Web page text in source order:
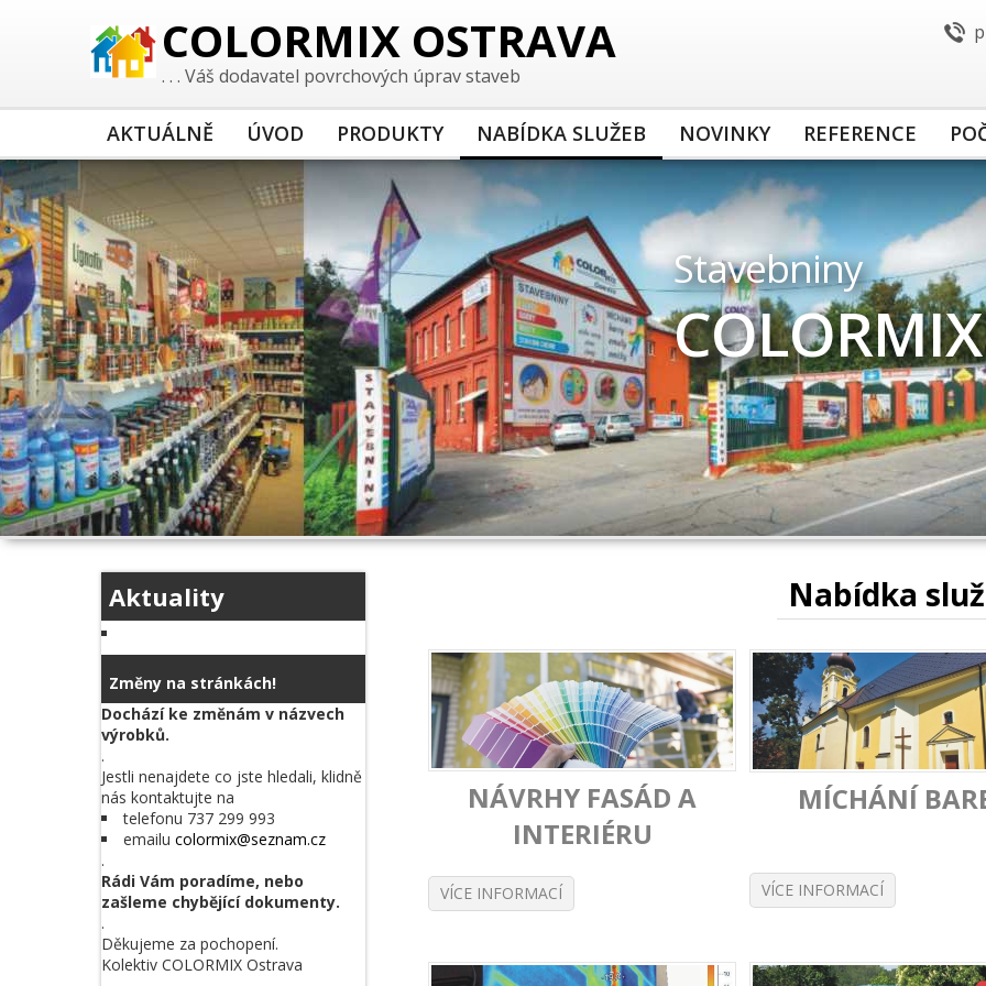
COLORMIX OSTRAVA
. . . Váš dodavatel povrchových úprav staveb
AKTUÁLNĚ ÚVOD PRODUKTY NABÍDKA SLUŽEB NOVINKY REFERENCE
Stavebniny
Aktuality
Změny na stránkách!
Dochází ke změnám v názvech
výrobků.
.
Jestli nenajdete co jste hledali, klidně
nás kontaktujte na
telefonu 737 299 993
emailu colormix@seznam.cz
.
Rádi Vám poradíme, nebo
zašleme chybějící dokumenty.
.
Děkujeme za pochopení.
Kolektiv COLORMIX Ostrava
Nabídka
NÁVRHY FASÁD A
INTERIÉRU
VÍCE INFORMACÍ
MÍCHÁNÍ
VÍCE INFORMACÍ